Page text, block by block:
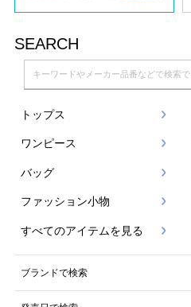
SEARCH
トップス
ワンピース
バッグ
ファッション小物
すべてのアイテムを見る
ブランドで検索